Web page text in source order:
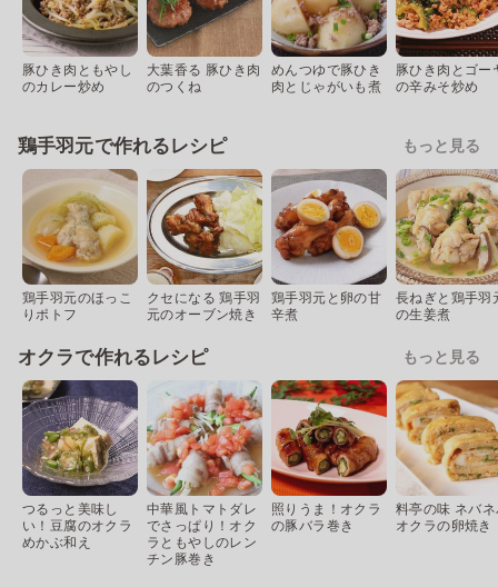
豚ひき肉ともやし
のカレー炒め
大葉香る 豚ひき肉
のつくね
めんつゆで豚ひき
肉とじゃがいも煮
豚ひき肉とゴー
の辛みそ炒め
鶏手羽元で作れるレシピ もっと見る
鶏手羽元のほっこ
りポトフ
クセになる 鶏手羽
元のオーブン焼き
鶏手羽元と卵の甘
辛煮
長ねぎと鶏手羽
の生姜煮
オクラで作れるレシピ もっと見る
つるっと美味し
い！豆腐のオクラ
めかぶ和え
中華風トマトダレ
でさっぱり！オク
ラともやしのレン
チン豚巻き
照りうま！オクラ
の豚バラ巻き
料亭の味 ネバ
オクラの卵焼き